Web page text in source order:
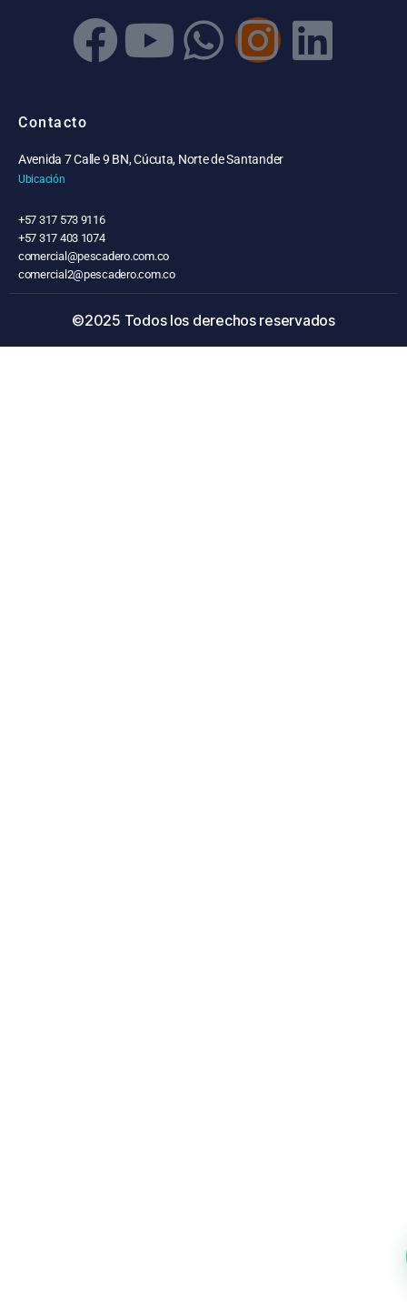
Contacto
Avenida 7 Calle 9 BN, Cúcuta, Norte de Santander
Ubicación
+57 317 573 9116
+57 317 403 1074
comercial@pescadero.com.co
comercial2@pescadero.com.co
©2025 Todos los derechos reservados